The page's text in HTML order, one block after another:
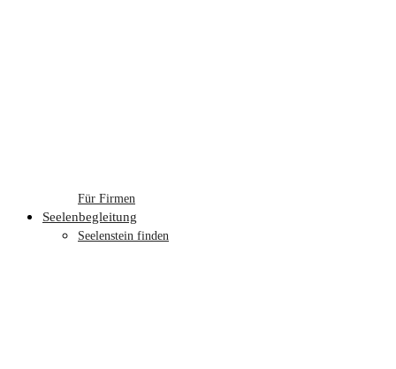
Für Firmen
Seelenbegleitung
Seelenstein finden